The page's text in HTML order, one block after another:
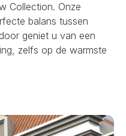
Collection. Onze
balans tussen
geniet u van een
zelfs op de warmste